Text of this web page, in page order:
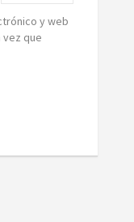
y web
vez que